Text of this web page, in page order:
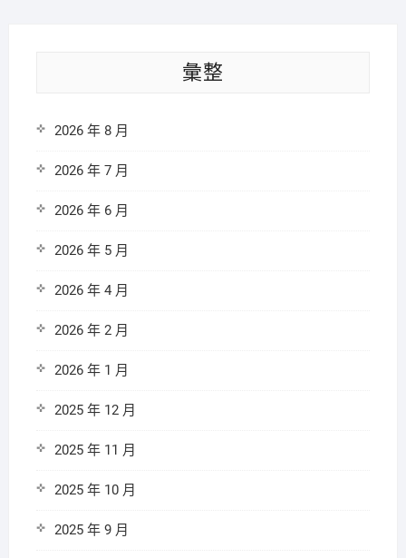
彙整
2026 年 8 月
2026 年 7 月
2026 年 6 月
2026 年 5 月
2026 年 4 月
2026 年 2 月
2026 年 1 月
2025 年 12 月
2025 年 11 月
2025 年 10 月
2025 年 9 月